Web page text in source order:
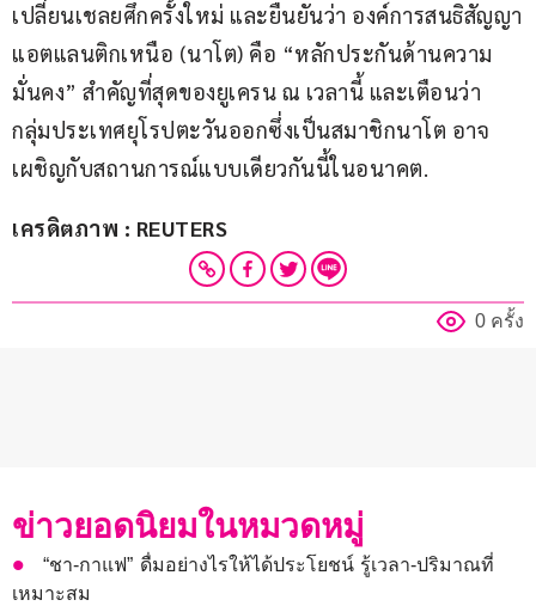
เปลี่ยนเชลยศึกครั้งใหม่ และยืนยันว่า องค์การสนธิสัญญา
แอตแลนติกเหนือ (นาโต) คือ “หลักประกันด้านความ
มั่นคง” สำคัญที่สุดของยูเครน ณ เวลานี้ และเตือนว่า
กลุ่มประเทศยุโรปตะวันออกซึ่งเป็นสมาชิกนาโต อาจ
เผชิญกับสถานการณ์แบบเดียวกันนี้ในอนาคต.
เครดิตภาพ : REUTERS
0 ครั้ง
ข่าวยอดนิยมในหมวดหมู่
“ชา-กาแฟ” ดื่มอย่างไรให้ได้ประโยชน์ รู้เวลา-ปริมาณที่
เหมาะสม